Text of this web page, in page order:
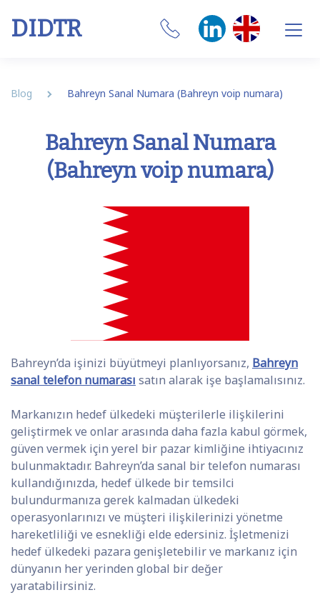
DIDTR
Numbers
CRM Integrations
Blog Bahreyn Sanal Numara (Bahreyn voip numara)
Bahreyn Sanal Numara
(Bahreyn voip numara)
Bahreyn’da işinizi büyütmeyi planlıyorsanız, Bahreyn
sanal telefon numarası satın alarak işe başlamalısınız.
Markanızın hedef ülkedeki müşterilerle ilişkilerini
geliştirmek ve onlar arasında daha fazla kabul görmek,
güven vermek için yerel bir pazar kimliğine ihtiyacınız
bulunmaktadır. Bahreyn’da sanal bir telefon numarası
kullandığınızda, hedef ülkede bir temsilci
bulundurmanıza gerek kalmadan ülkedeki
operasyonlarınızı ve müşteri ilişkilerinizi yönetme
hareketliliği ve esnekliği elde edersiniz. İşletmenizi
hedef ülkedeki pazara genişletebilir ve markanız için
dünyanın her yerinden global bir değer
yaratabilirsiniz.